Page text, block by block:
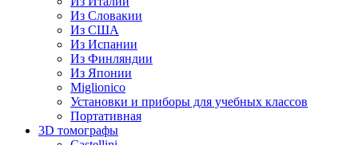
Из Словакии
Из США
Из Испании
Из Финляндии
Из Японии
Miglionico
Установки и приборы для учебных классов
Портативная
3D томографы